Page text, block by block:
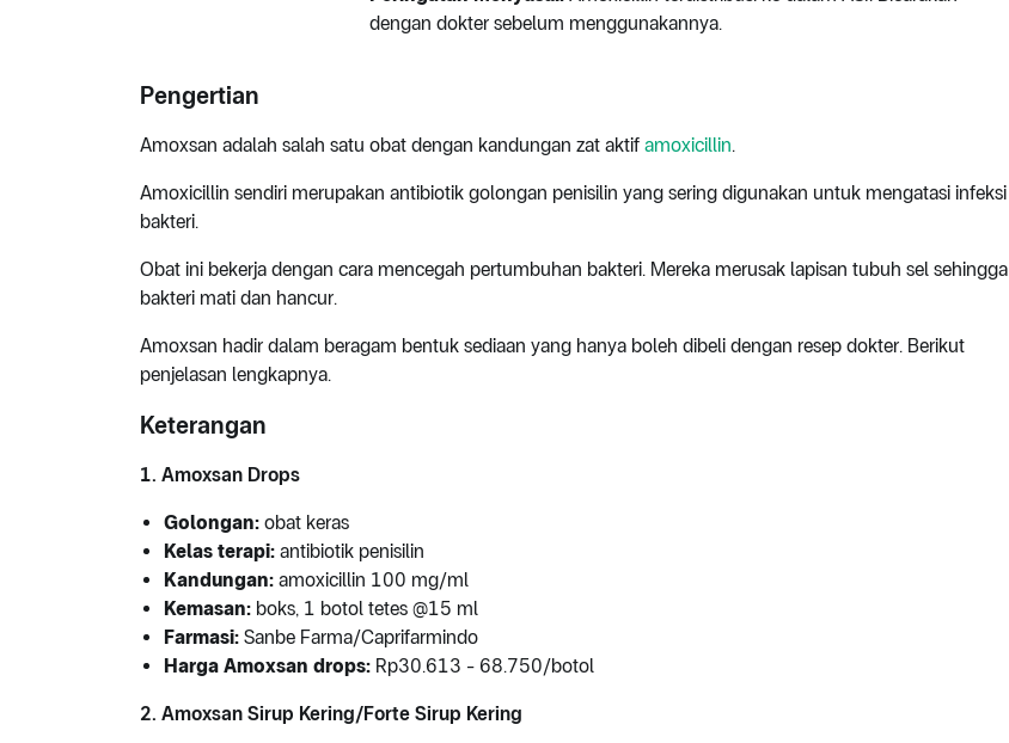
dengan dokter sebelum menggunakannya.
Pengertian
Amoxsan adalah salah satu obat dengan kandungan zat aktif amoxicillin.
Amoxicillin sendiri merupakan antibiotik golongan penisilin yang sering digunakan untuk mengatasi infeksi
bakteri.
Obat ini bekerja dengan cara mencegah pertumbuhan bakteri. Mereka merusak lapisan tubuh sel sehingga
bakteri mati dan hancur.
Amoxsan hadir dalam beragam bentuk sediaan yang hanya boleh dibeli dengan resep dokter. Berikut
penjelasan lengkapnya.
Keterangan
1. Amoxsan Drops
Golongan: obat keras
Kelas terapi: antibiotik penisilin
Kandungan: amoxicillin 100 mg/ml
Kemasan: boks, 1 botol tetes @15 ml
Farmasi: Sanbe Farma/Caprifarmindo
Harga Amoxsan drops: Rp30.613 - 68.750/botol
2. Amoxsan Sirup Kering/Forte Sirup Kering